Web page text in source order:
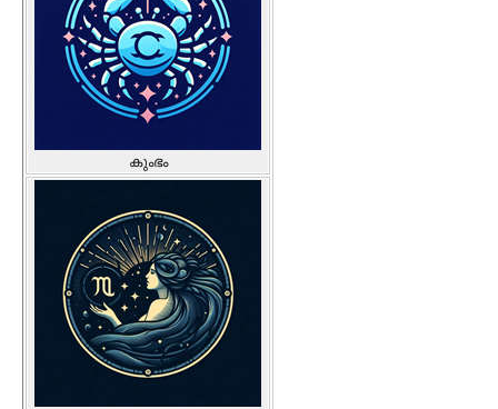
കുംഭം